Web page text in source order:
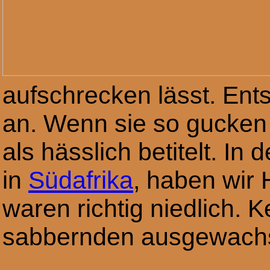
aufschrecken lässt.
an. Wenn sie so
als hässlich betitelt. In
in Südafrika, haben wir
waren richtig niedlich.
sabbernden